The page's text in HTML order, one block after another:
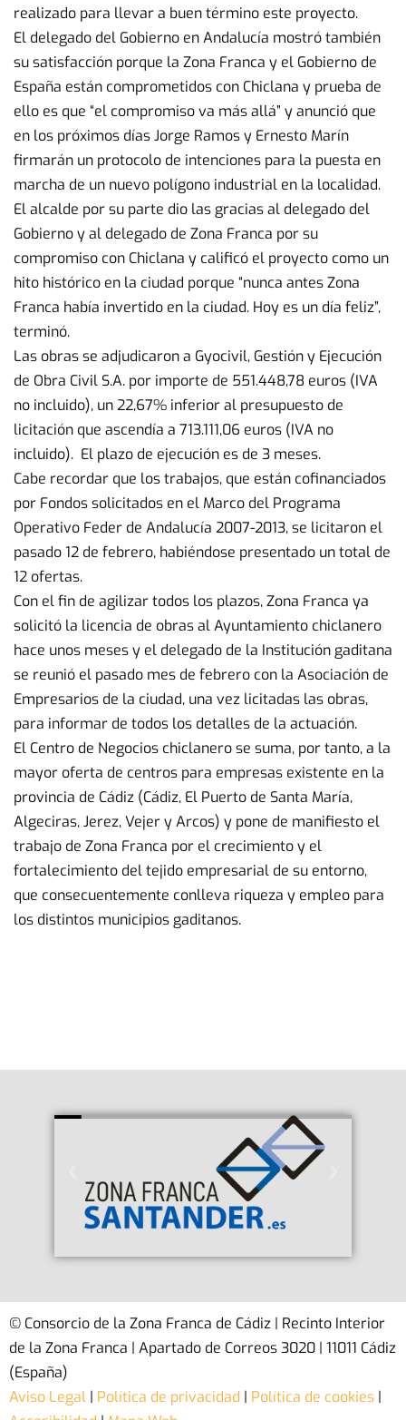
realizado para llevar a buen término este proyecto.
El delegado del Gobierno en Andalucía mostró también
su satisfacción porque la Zona Franca y el Gobierno de
España están comprometidos con Chiclana y prueba de
ello es que “el compromiso va más allá” y anunció que
en los próximos días Jorge Ramos y Ernesto Marín
firmarán un protocolo de intenciones para la puesta en
marcha de un nuevo polígono industrial en la localidad.
El alcalde por su parte dio las gracias al delegado del
Gobierno y al delegado de Zona Franca por su
compromiso con Chiclana y calificó el proyecto como un
hito histórico en la ciudad porque “nunca antes Zona
Franca había invertido en la ciudad. Hoy es un día feliz”,
terminó.
Las obras se adjudicaron a Gyocivil, Gestión y Ejecución
de Obra Civil S.A. por importe de 551.448,78 euros (IVA
no incluido), un 22,67% inferior al presupuesto de
licitación que ascendía a 713.111,06 euros (IVA no
incluido). El plazo de ejecución es de 3 meses.
Cabe recordar que los trabajos, que están cofinanciados
por Fondos solicitados en el Marco del Programa
Operativo Feder de Andalucía 2007-2013, se licitaron el
pasado 12 de febrero, habiéndose presentado un total de
12 ofertas.
Con el fin de agilizar todos los plazos, Zona Franca ya
solicitó la licencia de obras al Ayuntamiento chiclanero
hace unos meses y el delegado de la Institución gaditana
se reunió el pasado mes de febrero con la Asociación de
Empresarios de la ciudad, una vez licitadas las obras,
para informar de todos los detalles de la actuación.
El Centro de Negocios chiclanero se suma, por tanto, a la
mayor oferta de centros para empresas existente en la
provincia de Cádiz (Cádiz, El Puerto de Santa María,
Algeciras, Jerez, Vejer y Arcos) y pone de manifiesto el
trabajo de Zona Franca por el crecimiento y el
fortalecimiento del tejido empresarial de su entorno,
que consecuentemente conlleva riqueza y empleo para
los distintos municipios gaditanos.
© Consorcio de la Zona Franca de Cádiz | Recinto Interior
de la Zona Franca | Apartado de Correos 3020 | 11011 Cádiz
(España)
Aviso Legal | Política de privacidad | Política de cookies |